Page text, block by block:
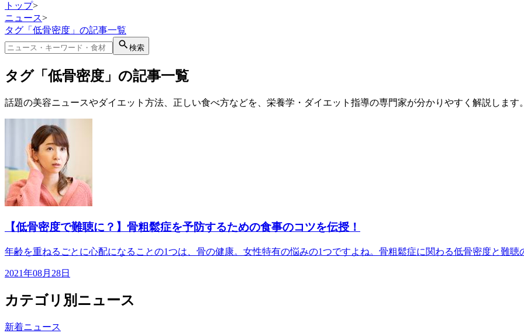
トップ>
ニュース>
タグ「低骨密度」の記事一覧
検索
タグ「低骨密度」の記事一覧
話題の美容ニュースやダイエット方法、正しい食べ方などを、栄養学・ダイエット指導の専門家が分かりやすく解説します
【低骨密度で難聴に？】骨粗鬆症を予防するための食事のコツを伝授！
年齢を重ねるごとに心配になることの1つは、骨の健康。女性特有の悩みの1つですよね。骨粗鬆症に関わる低骨密度と難聴
2021年08月28日
カテゴリ別ニュース
新着ニュース